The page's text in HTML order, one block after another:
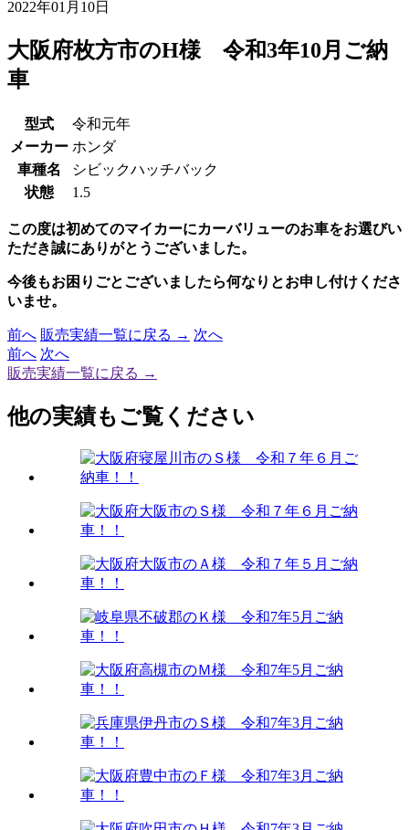
2022年01月10日
大阪府枚方市のH様 令和3年10月ご納
車
型式
令和元年
メーカー ホンダ
車種名
シビックハッチバック
状態
1.5
この度は初めてのマイカーにカーバリューのお車をお選びい
ただき誠にありがとうございました。
今後もお困りごとございましたら何なりとお申し付けくださ
いませ。
前へ 販売実績一覧に戻る → 次へ
前へ 次へ
販売実績一覧に戻る →
他の実績もご覧ください